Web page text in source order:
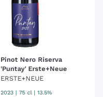
Pinot Nero Riserva
'Puntay' Erste+Neue
ERSTE+NEUE
2023 75 cl | 13.5%